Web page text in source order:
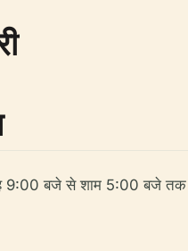
बजे से शाम 5:00 बजे तक